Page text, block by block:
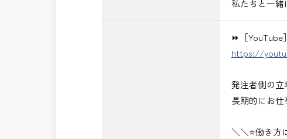
・道路許認可審査・適正化指導業務
・建設プロジェクト・マネジメント業務
私たちと一緒
⏩［YouTube
https://
発注者側の立
長期的にお仕
＼＼⭐働き方